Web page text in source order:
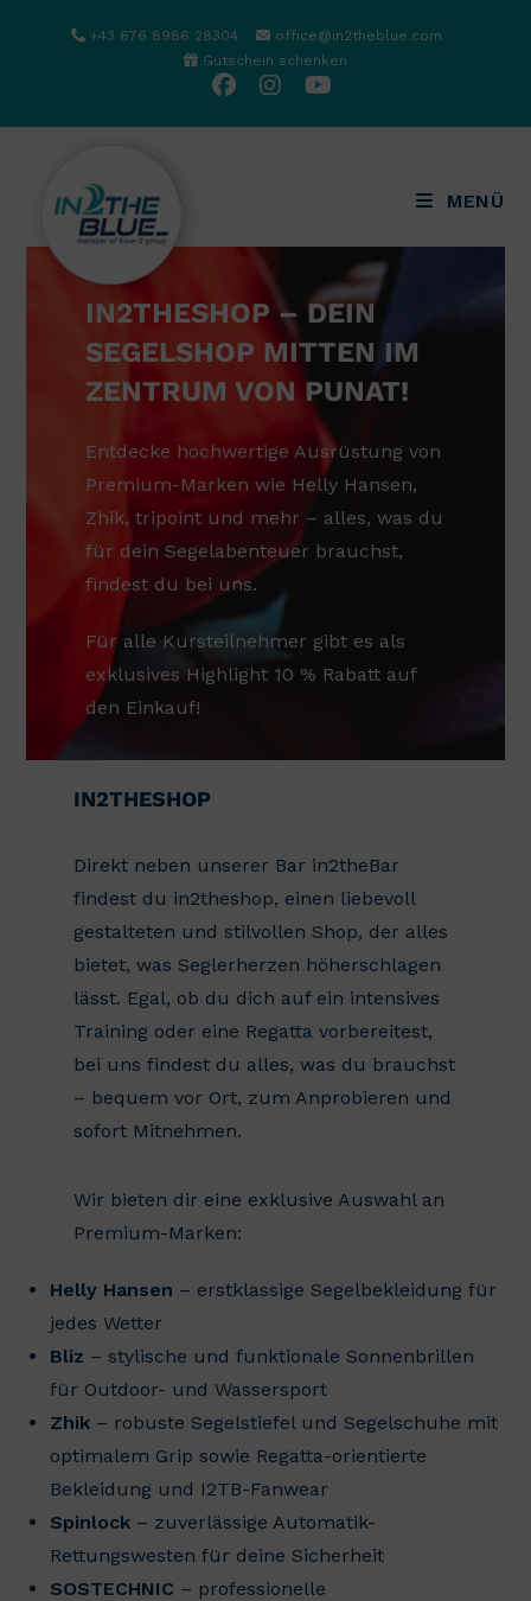
+43 676 8986 28304
office@in2theblue.com
Gutschein schenken
MENÜ
IN2THESHOP – DEIN
SEGELSHOP MITTEN IM
ZENTRUM VON PUNAT!
Entdecke hochwertige Ausrüstung von
Premium-Marken wie Helly Hansen,
Zhik, tripoint und mehr – alles, was du
für dein Segelabenteuer brauchst,
findest du bei uns.
Für alle Kursteilnehmer gibt es als
exklusives Highlight 10 % Rabatt auf
den Einkauf!
IN2THESHOP
Direkt neben unserer Bar in2theBar
findest du in2theshop, einen liebevoll
gestalteten und stilvollen Shop, der alles
bietet, was Seglerherzen höherschlagen
lässt. Egal, ob du dich auf ein intensives
Training oder eine Regatta vorbereitest,
bei uns findest du alles, was du brauchst
– bequem vor Ort, zum Anprobieren und
sofort Mitnehmen.
Wir bieten dir eine exklusive Auswahl an
Premium-Marken:
Helly Hansen – erstklassige Segelbekleidung für
jedes Wetter
Bliz – stylische und funktionale Sonnenbrillen
für Outdoor- und Wassersport
Zhik – robuste Segelstiefel und Segelschuhe mit
optimalem Grip sowie Regatta-orientierte
Bekleidung und I2TB-Fanwear
Spinlock – zuverlässige Automatik-
Rettungswesten für deine Sicherheit
SOSTECHNIC – professionelle